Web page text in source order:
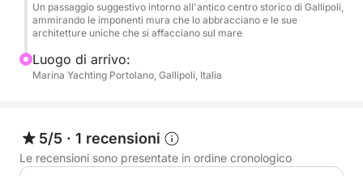
Concluderemo il nostro viaggio con il suggestivo
periplo delle Mura Urbiche di Gallipoli, ammirando la
città da una prospettiva unica e romantica.
barca: è un'esperienza sensoriale completa, pensata
per celebrare l'amore in ogni suo aspetto. La nostra
Un passaggio suggestivo intorno all'antico centro storico di Gallipoli,
ammirando le imponenti mura che lo abbracciano e le sue
architetture uniche che si affacciano sul mare
Luogo di arrivo:
Marina Yachting Portolano, Gallipoli, Italia
5/5 · 1 recensioni
Le recensioni sono presentate in ordine cronologico